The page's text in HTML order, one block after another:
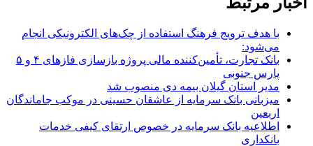
با هدف ترویج فرهنگ استفاده از چک‌های الکترونیکی انجام
می‌شود:
بانک تجارت، تأمین‌کننده مالی پروژه بازسازی فازهای ۴ و ۵
پارس جنوبی
مدیر استان گیلان بیمه دی منصوب شد
میزبانی بانک سرمایه از عاشقان حسینی در موکب جاماندگان
اربعین
اطلاعیه بانک سرمایه در خصوص ارتقای کیفی خدمات
بانکداری